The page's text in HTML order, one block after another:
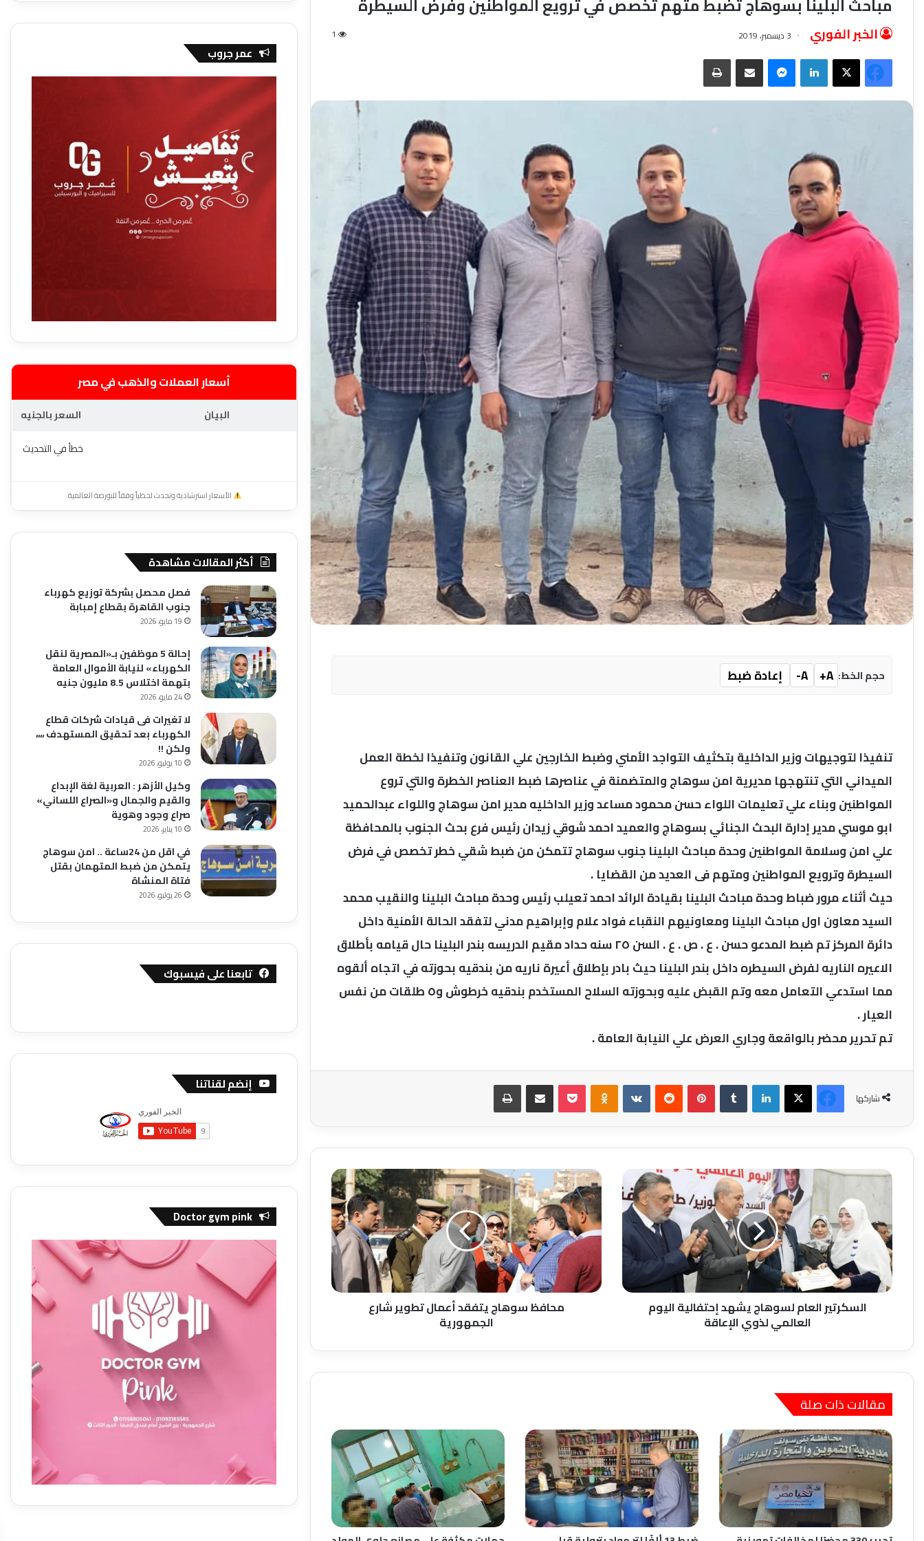
الخبر الفوري 3 ديسمبر، 2019 1
فيسبوك‫X لينكدإن ماسنجر مشاركة عبر البريد طباعة
حجم الخط: A+
A- إعادة ضبط
تنفيذا لتوجيهات وزير الداخلية بتكثيف التواجد الأمني وضبط الخارجين علي القانون وتنفيذا لخطة العمل
الميداني التي تنتهجها مديرية امن سوهاج والمتضمنة في عناصرها ضبط العناصر الخطرة والتي تروع
المواطنين وبناء علي تعليمات اللواء حسن محمود مساعد وزير الداخليه مدير امن سوهاج واللواء عبدالحميد
ابو موسي مدير إدارة البحث الجنائي بسوهاج والعميد احمد شوقي زيدان رئيس فرع بحث الجنوب بالمحافظة
علي امن وسلامة المواطنين وحدة مباحث البلينا جنوب سوهاج تتمكن من ضبط شقي خطر تخصص في فرض
السيطرة وترويع المواطنين ومتهم فى العديد من القضايا .
حيث أثناء مرور ضباط وحدة مباحث البلينا بقيادة الرائد احمد تعيلب رئيس وحدة مباحث البلينا والنقيب محمد
السيد معاون اول مباحث البلينا ومعاونيهم النقباء فواد علام وإبراهيم مدني لتفقد الحالة الأمنية داخل
دائرة المركز تم ضبط المدعو حسن . ع . ص . ع . السن ٢٥ سنه حداد مقيم الدريسه بندر البلينا حال قيامه بأطلاق
الاعيره الناريه لفرض السيطره داخل بندر البلينا حيث بادر بإطلاق أعيرة ناريه من بندقيه بحوزته في اتجاه ألقوه
مما استدعي التعامل معه وتم القبض عليه وبحوزته السلاح المستخدم بندقيه خرطوش و٥ طلقات من نفس
العيار .
تم تحرير محضر بالواقعة وجاري العرض علي النيابة العامة .
شاركها
فيسبوك‫X لينكدإن بينتيريست Odnoklassniki
‫Pocket مشاركة عبر البريد طباعة
السكرتير
لسوهاج
يشهد
إحتفالية
اليوم
العالمي
لذوي
الإعاقة
السكرتير العام لسوهاج يشهد إحتفالية اليوم
العالمي لذوي الإعاقة
محافظ
سوهاج
يتفقد
أعمال
تطوير
شارع
الجمهورية
محافظ سوهاج يتفقد أعمال تطوير شارع
الجمهورية
مقالات ذات صلة
عمر جروب
أسعار العملات والذهب في مصر
البيان
السعر بالجنيه
خطأ في التحديث
الأسعار استرشادية وتحدث لحظياً وفقاً للبورصة العالمية.
أكثر المقالات مشاهدة
فصل محصل بشركة توزيع كهرباء
جنوب القاهرة بقطاع إمبابة
19 مايو، 2026
إحالة 5 موظفين بـ«المصرية لنقل
الكهرباء» لنيابة الأموال العامة
بتهمة اختلاس 8.5 مليون جنيه
24 مايو، 2026
لا تغيرات فى قيادات شركات قطاع
الكهرباء بعد تحقيق المستهدف ،،،،
ولكن !!
10 يوليو، 2026
وكيل الأزهر : العربية لغة الإبداع
والقيم والجمال و«الصراع اللساني»
صراع وجود وهوية
10 يناير، 2026
في اقل من 24ساعة .. امن سوهاج
يتمكن من ضبط المتهمان بقتل
فتاة المنشاة
26 يوليو، 2026
تابعنا على فيسبوك
إنضم لقناتنا
Doctor gym pink